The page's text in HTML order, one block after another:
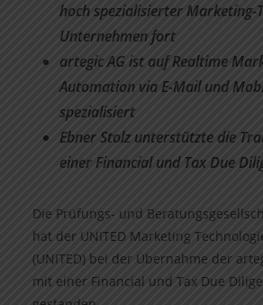
hoch spezialisierter Marketing-
Unternehmen fort
artegic AG ist auf Realtime
Automation via E-Mail und
spezialisiert
Ebner Stolz unterstützte die
einer Financial und Tax Due
Die Prüfungs- und
hat der UNITED Marketing
(UNITED) bei der Übernahme der
mit einer Financial und Tax Due